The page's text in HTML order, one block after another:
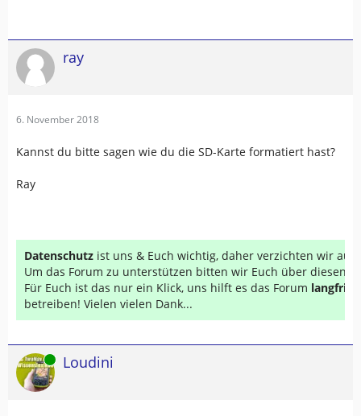
ray
6. November 2018
Kannst du bitte sagen wie du die SD-Karte formatiert hast?
Ray
Datenschutz ist uns & Euch wichtig, daher verzichten wir auf
Um das Forum zu unterstützen bitten wir Euch über diesen
Für Euch ist das nur ein Klick, uns hilft es das Forum
betreiben! Vielen vielen Dank...
Online Loudini